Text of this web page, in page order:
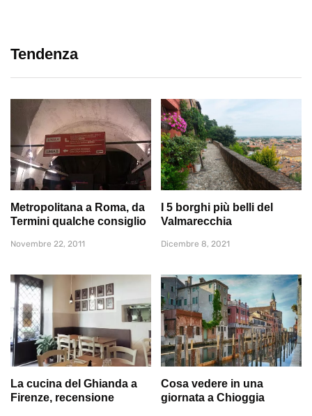
Tendenza
Metropolitana a Roma, da
Termini qualche consiglio
Novembre 22, 2011
I 5 borghi più belli del
Valmarecchia
Dicembre 8, 2021
La cucina del Ghianda a
Firenze, recensione
Cosa vedere in una
giornata a Chioggia